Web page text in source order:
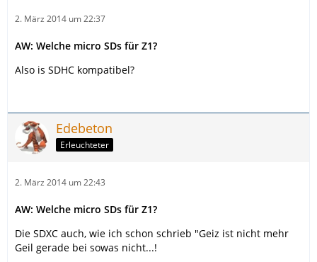
2. März 2014 um 22:37
AW: Welche micro SDs für Z1?
Also is SDHC kompatibel?
Edebeton
Erleuchteter
2. März 2014 um 22:43
AW: Welche micro SDs für Z1?
Die SDXC auch, wie ich schon schrieb "Geiz ist nicht mehr
Geil gerade bei sowas nicht...!